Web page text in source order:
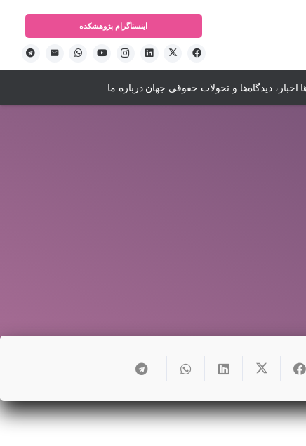
اینستاگرام‌ پژوهشکده
اخبار، دیدگاه‌ها و تحولات حقوقی جهان درباره ما